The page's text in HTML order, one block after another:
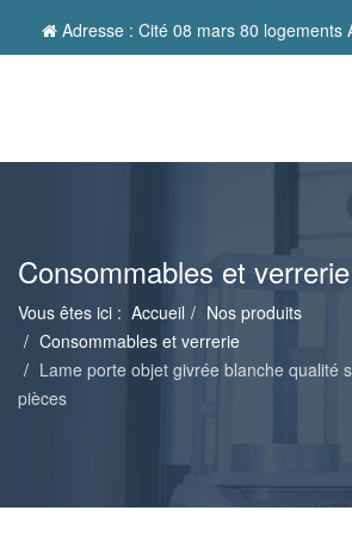
Adresse : Cité 08 mars 80 logements
Consommables et verrerie
Vous êtes ici : Accueil
Nos produits
Consommables et verrerie
Lame porte objet givrée blanche qualité
pièces